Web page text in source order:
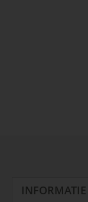
INFORMATIE